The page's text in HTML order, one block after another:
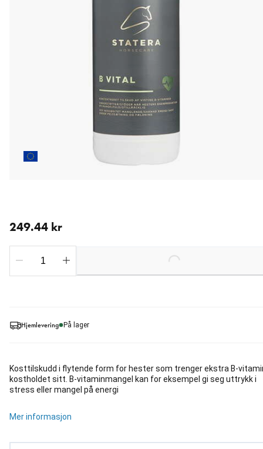
Hjemlevering På lager
Kosttilskudd i flytende form for hester som trenger ekstra B-
kostholdet sitt. B-vitaminmangel kan for eksempel gi seg uttrykk i
stress eller mangel på energi
Mer informasjon
249.44 kr
Loading...